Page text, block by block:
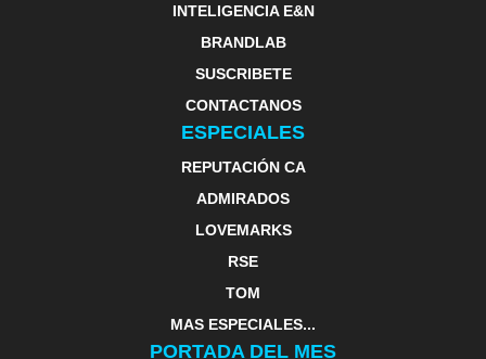
INTELIGENCIA E&N
BRANDLAB
SUSCRIBETE
CONTACTANOS
ESPECIALES
REPUTACIÓN CA
ADMIRADOS
LOVEMARKS
RSE
TOM
MAS ESPECIALES...
PORTADA DEL MES